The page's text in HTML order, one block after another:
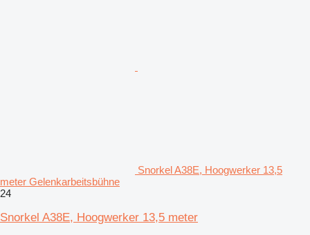
Snorkel A38E, Hoogwerker 13,5
meter Gelenkarbeitsbühne
24
Snorkel A38E, Hoogwerker 13,5 meter